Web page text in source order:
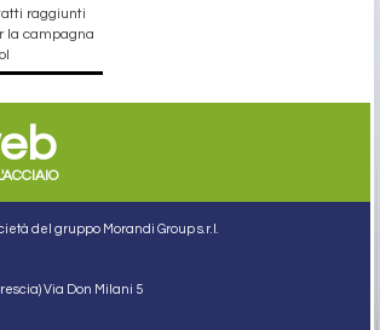
raggiunti
la campagna
del gruppo Morandi Group s.r.l.
Via Don Milani 5